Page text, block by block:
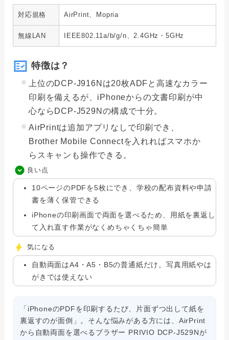
対応規格 AirPrint、Mopria
無線LAN IEEE802.11a/b/g/n、2.4GHz・5GHz
特徴は？
上位のDCP-J916Nは20枚ADFと高速なカラー
印刷を備えるが、iPhoneからの文書印刷が中
心ならDCP-J529Nの構成で十分。
AirPrintは追加アプリなしで印刷でき、
Brother Mobile Connectを入れればスマホか
らスキャンも操作できる。
良い点
10ページのPDFを5枚にでき、学校の配布資料や申請
書を薄く保管できる
iPhoneの印刷画面で両面を選べるため、用紙を裏返し
て入れ直す作業がなくめちゃくちゃ簡単
気になる
自動両面はA4・A5・B5の普通紙だけ。写真用紙やは
がきでは使えない
「iPhoneのPDFを印刷するたび、片面ずつ出して紙を
裏返すのが面倒」。そんな悩みがある方には、AirPrint
から自動両面を選べるブラザー PRIVIO DCP-J529Nが